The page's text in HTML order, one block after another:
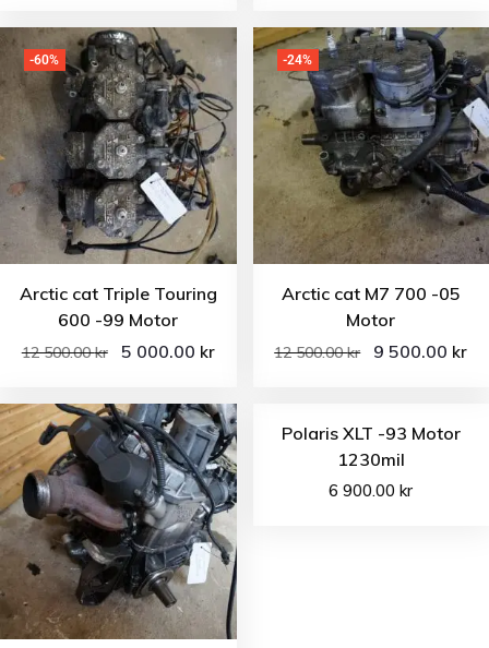
-60%
Arctic cat Triple Touring
600 -99 Motor
12 500.00kr 5 000.00 kr
-24%
Arctic cat M7 700 -05
Motor
12 500.00kr 9 500.00 kr
Polaris XLT -93 Motor
1230mil
6 900.00kr